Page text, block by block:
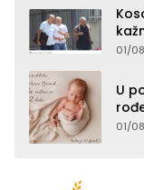
01/
U
01/